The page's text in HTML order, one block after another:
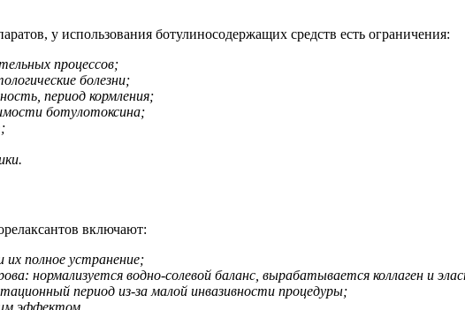
у использования ботулиносодержащих средств есть ограничения:
процессов;
болезни;
период кормления;
ботулотоксина;
включают:
полное устранение;
нормализуется водно-солевой баланс, вырабатывается коллаген и
период из-за малой инвазивности процедуры;
эффектом.